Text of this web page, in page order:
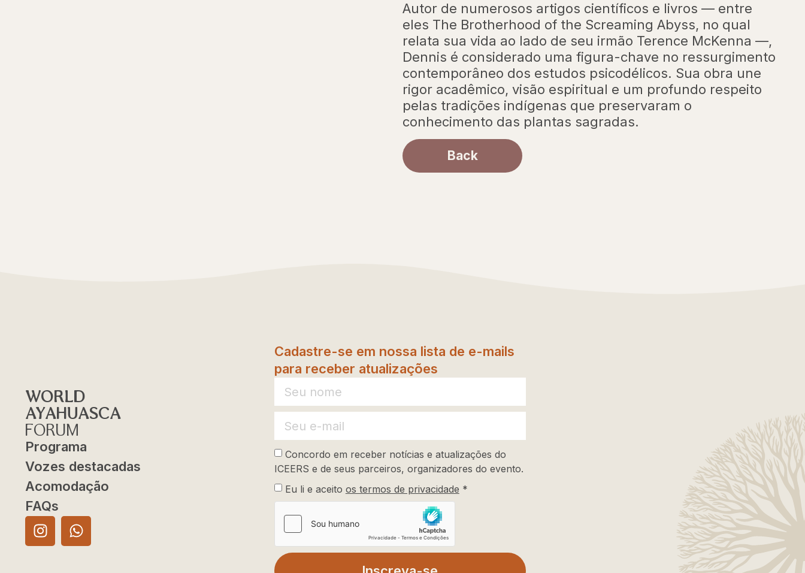
Autor de numerosos artigos científicos e livros — entre
eles The Brotherhood of the Screaming Abyss, no qual
relata sua vida ao lado de seu irmão Terence McKenna —,
Dennis é considerado uma figura-chave no ressurgimento
contemporâneo dos estudos psicodélicos. Sua obra une
rigor acadêmico, visão espiritual e um profundo respeito
pelas tradições indígenas que preservaram o
conhecimento das plantas sagradas.
Back
WORLD
AYAHUASCA
FORUM
Programa
Vozes destacadas
Acomodação
FAQs
Cadastre-se em nossa lista de e-mails
para receber atualizações
Concordo em receber notícias e atualizações do
ICEERS e de seus parceiros, organizadores do evento.
Eu li e aceito os termos de privacidade *